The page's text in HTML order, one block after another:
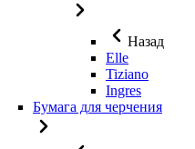
Назад
Elle
Tiziano
Ingres
Бумага для черчения